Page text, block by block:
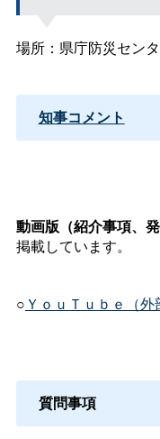
場所：県庁防災セン
知事コメント
動画版（紹介事項、発
掲載しています。
○ＹｏｕＴｕｂｅ（外
質問事項